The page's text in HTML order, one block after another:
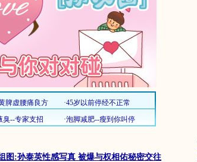
图:孙泰英性感写真 被爆与权相佑秘密交往